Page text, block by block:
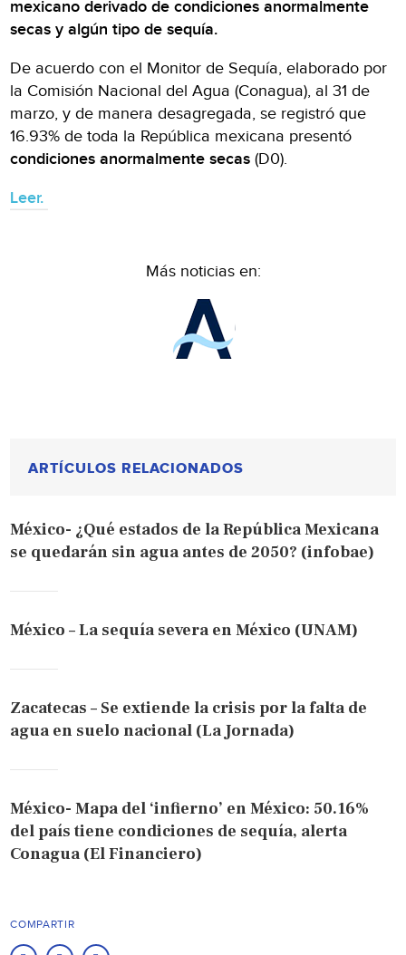
mexicano derivado de condiciones anormalmente
secas y algún tipo de sequía.
De acuerdo con el Monitor de Sequía, elaborado por
la Comisión Nacional del Agua (Conagua), al 31 de
marzo, y de manera desagregada, se registró que
16.93% de toda la República mexicana presentó
condiciones anormalmente secas (D0).
Leer.
Más noticias en:
ARTÍCULOS RELACIONADOS
México- ¿Qué estados de la República Mexicana
se quedarán sin agua antes de 2050? (infobae)
México – La sequía severa en México (UNAM)
Zacatecas – Se extiende la crisis por la falta de
agua en suelo nacional (La Jornada)
México- Mapa del ‘infierno’ en México: 50.16%
del país tiene condiciones de sequía, alerta
Conagua (El Financiero)
COMPARTIR